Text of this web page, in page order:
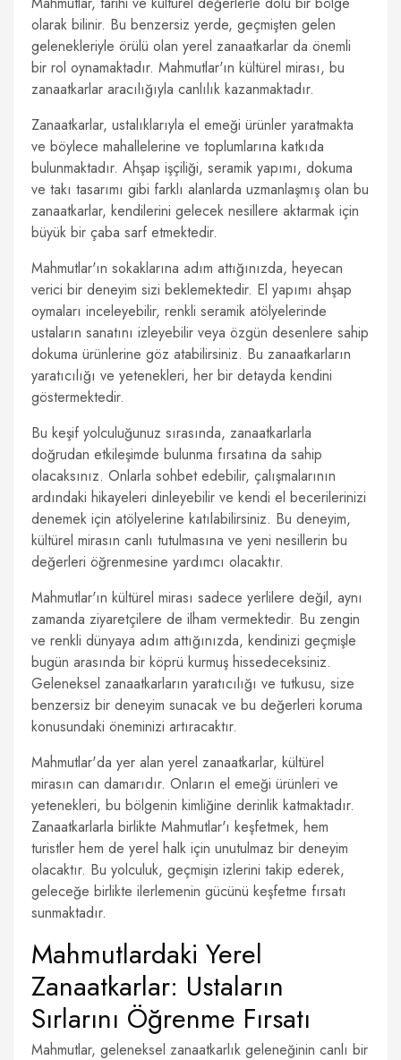
olarak bilinir. Bu benzersiz yerde, geçmişten gelen
gelenekleriyle örülü olan yerel zanaatkarlar da önemli
bir rol oynamaktadır. Mahmutlar'ın kültürel mirası, bu
zanaatkarlar aracılığıyla canlılık kazanmaktadır.
Zanaatkarlar, ustalıklarıyla el emeği ürünler yaratmakta
ve böylece mahallelerine ve toplumlarına katkıda
bulunmaktadır. Ahşap işçiliği, seramik yapımı, dokuma
ve takı tasarımı gibi farklı alanlarda uzmanlaşmış olan bu
zanaatkarlar, kendilerini gelecek nesillere aktarmak için
büyük bir çaba sarf etmektedir.
Mahmutlar'ın sokaklarına adım attığınızda, heyecan
verici bir deneyim sizi beklemektedir. El yapımı ahşap
oymaları inceleyebilir, renkli seramik atölyelerinde
ustaların sanatını izleyebilir veya özgün desenlere sahip
dokuma ürünlerine göz atabilirsiniz. Bu zanaatkarların
yaratıcılığı ve yetenekleri, her bir detayda kendini
göstermektedir.
Bu keşif yolculuğunuz sırasında, zanaatkarlarla
doğrudan etkileşimde bulunma fırsatına da sahip
olacaksınız. Onlarla sohbet edebilir, çalışmalarının
ardındaki hikayeleri dinleyebilir ve kendi el becerilerinizi
denemek için atölyelerine katılabilirsiniz. Bu deneyim,
kültürel mirasın canlı tutulmasına ve yeni nesillerin bu
değerleri öğrenmesine yardımcı olacaktır.
Mahmutlar'ın kültürel mirası sadece yerlilere değil, aynı
zamanda ziyaretçilere de ilham vermektedir. Bu zengin
ve renkli dünyaya adım attığınızda, kendinizi geçmişle
bugün arasında bir köprü kurmuş hissedeceksiniz.
Geleneksel zanaatkarların yaratıcılığı ve tutkusu, size
benzersiz bir deneyim sunacak ve bu değerleri koruma
konusundaki öneminizi artıracaktır.
Mahmutlar'da yer alan yerel zanaatkarlar, kültürel
mirasın can damarıdır. Onların el emeği ürünleri ve
yetenekleri, bu bölgenin kimliğine derinlik katmaktadır.
Zanaatkarlarla birlikte Mahmutlar'ı keşfetmek, hem
turistler hem de yerel halk için unutulmaz bir deneyim
olacaktır. Bu yolculuk, geçmişin izlerini takip ederek,
geleceğe birlikte ilerlemenin gücünü keşfetme fırsatı
sunmaktadır.
Mahmutlardaki Yerel
Zanaatkarlar: Ustaların
Sırlarını Öğrenme Fırsatı
Mahmutlar, geleneksel zanaatkarlık geleneğinin canlı bir